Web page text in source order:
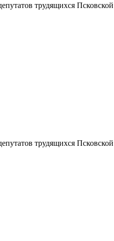
трудящихся
трудящихся